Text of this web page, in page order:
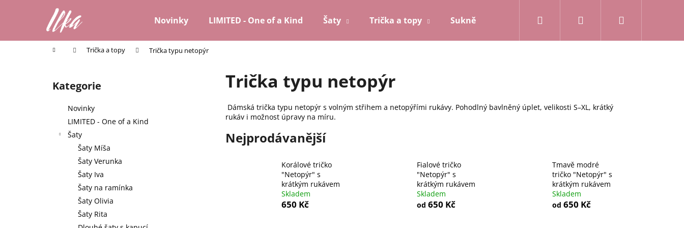
Novinky LIMITED - One of a Kind Šaty Trička a topy Sukně a kalhoty Mikiny a kardigany
Přihlášení
Domů Trička a topy Trička typu netopýr
Přeskočit
kategorie
Kategorie
Novinky
LIMITED - One of a Kind
Šaty
Šaty Míša
Šaty Verunka
Šaty Iva
Šaty na ramínka
Šaty Olivia
Šaty Rita
Trička typu netopýr
Dámská trička typu netopýr s volným střihem a netopýřími rukávy. Pohodlný bavlněný úplet, velikosti S–XL, krátký
rukáv i možnost úpravy na míru.
Nejprodávanější
Korálové tričko
"Netopýr" s
krátkým rukávem
Skladem
650 Kč
Fialové tričko
"Netopýr" s
krátkým rukávem
Skladem
od 650 Kč
Tmavě modré
tričko "Netopýr" s
krátkým rukávem
Skladem
od 650 Kč
í
Zpět
do
Zpět
do
HLEDAT
Doporučujeme